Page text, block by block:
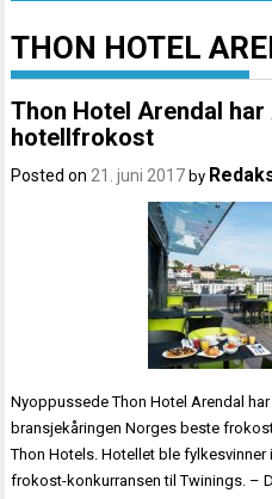
THON HOTEL
Thon Hotel Arendal
hotellfrokost
Posted on21. juni 2017 by
Nyoppussede Thon Hotel Arendal
bransjekåringen Norges beste
Thon Hotels. Hotellet ble
frokost-konkurransen til Twinings. –